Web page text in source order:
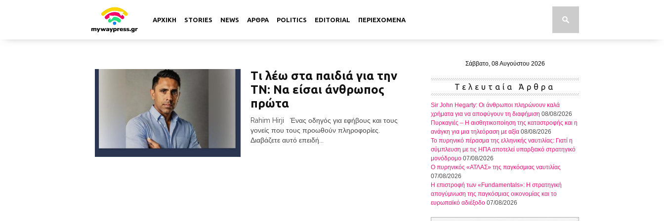
ΑΡΧΙΚΗ STORIES NEWS ΑΡΘΡΑ POLITICS EDITORIAL ΠΕΡΙΕΧΟΜΕΝΑ
Τι λέω στα παιδιά για την
ΤΝ: Να είσαι άνθρωπος
πρώτα
Rahim Hirji Ένας οδηγός για εφήβους και τους
γονείς που τους προωθούν πληροφορίες.
Διαβάζετε αυτό επειδή...
Σάββατο, 08 Αυγούστου 2026
Τελευταία Άρθρα
Sir John Hegarty: Οι άνθρωποι πληρώνουν καλά
χρήματα για να αποφύγουν τη διαφήμιση 08/08/2026
Πυρκαγιές – Η αισθητικοποίηση της καταστροφής και η
ανάγκη για μια τηλεόραση με αξία 08/08/2026
Το πυρηνικό πέρασμα της ελληνικής ναυτιλίας: Γιατί η
σύμπλευση με τις ΗΠΑ αποτελεί υπαρξιακό στρατηγικό
μονόδρομο 07/08/2026
Ο πυρηνικός «ΑΤΛΑΣ» της παγκόσμιας ναυτιλίας
07/08/2026
Η επιστροφή των «Fundamentals»: Η στρατηγική
απογύμνωση της παγκόσμιας οικονομίας και το
ευρωπαϊκό αδιέξοδο 07/08/2026